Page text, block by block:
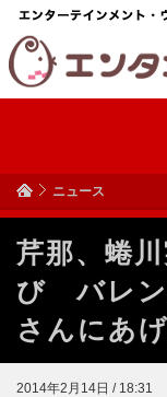
ニュース
芹那、蜷
び バレン
さんにあ
2014年2月14日 / 18:31